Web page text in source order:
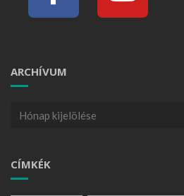
ARCHÍVUM
CÍMKÉK